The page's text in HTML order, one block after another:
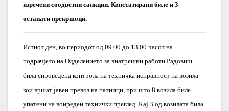
изречени соодветни санкции. Констатирани биле и 3
останати прекршоци.
Истиот ден, во периодот од 09.00 до 13.00 часот на
подрачјето на Одделението за внатрешни работи Радовиш
била спроведена контрола на техничка исправност на возила
кои вршат јавен превоз на патници, при што 8 возила биле
упатени на вонреден технички преглед. Кај 3 од возилата била